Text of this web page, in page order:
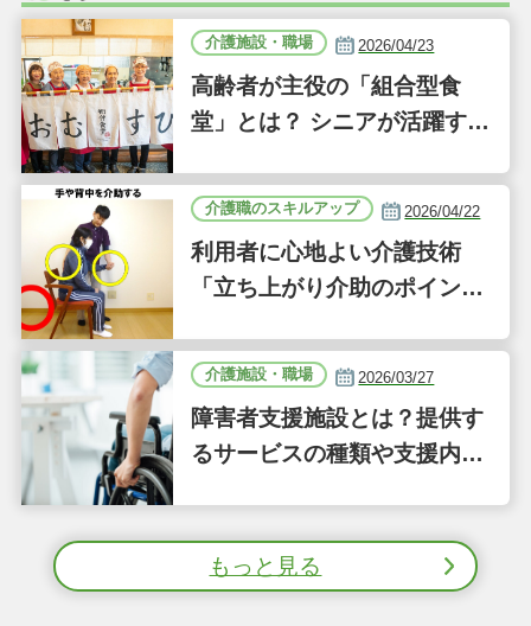
介護施設・職場 2026/04/23
高齢者が主役の「組合型食
堂」とは？ シニアが活躍する
D」に注目｜気になるあの介
護施設
介護職のスキルアップ 2026/04/22
利用者に心地よい介護技術
「立ち上がり介助のポイン
（41）
介護施設・職場 2026/03/27
障害者支援施設とは？提供す
るサービスの種類や支援内容
もっと見る